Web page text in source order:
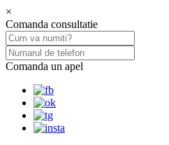
×
Comanda consultatie
Comanda un apel